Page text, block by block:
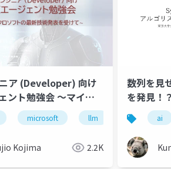
医療 医療ai
prediction machine learning
ア (Developer) 向け
ント勉強会 ～マイク
最新技術発表を受けて
microsoft llm machine
Kojima 2.2K
数列を見
を発見！
学的パタ
ai